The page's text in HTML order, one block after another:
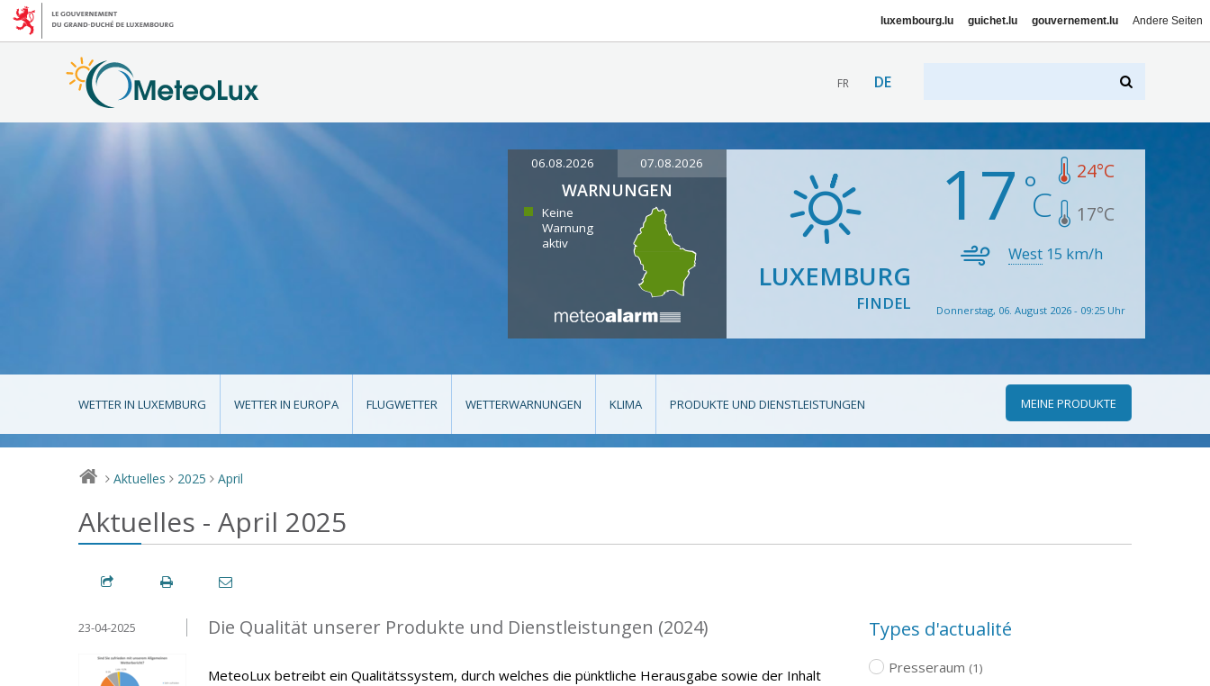
luxembourg.lu guichet.lu gouvernement.lu Andere Seiten
FR DE
06.08.2026 07.08.2026
WARNUNGEN
Keine
Warnung
aktiv
LUXEMBURG
FINDEL
17 24°C
17°C
West 15 km/h
Donnerstag, 06. August 2026 - 09:25 Uhr
WETTER IN LUXEMBURG WETTER IN EUROPA FLUGWETTER WETTERWARNUNGEN KLIMA PRODUKTE UND DIENSTLEISTUNGEN MEINE PRODUKTE
> Aktuelles > 2025 > April
Aktuelles - April 2025
Die Qualität unserer Produkte und Dienstleistungen (2024)
23-04-2025
MeteoLux betreibt ein Qualitätssystem, durch welches die pünktliche Herausgabe sowie der Inhalt
Types d'actualité
Presseraum (1)